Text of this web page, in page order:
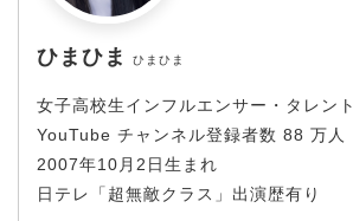
ひまひま ひまひま
女子高校生インフルエンサー・タレント
YouTube チャンネル登録者数 88 万人
2007年10月2日生まれ
日テレ「超無敵クラス」出演歴有り